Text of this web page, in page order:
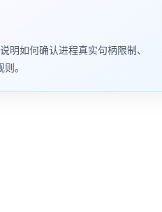
如何确认进程真实句柄限制、
。